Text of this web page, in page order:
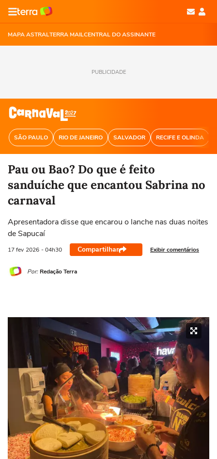
MAPA ASTRALTERRA MAILCENTRAL DO ASSINANTE
PUBLICIDADE
SÃO PAULO RIO DE JANEIRO SALVADOR RECIFE E OLINDA
Pau ou Bao? Do que é feito
sanduíche que encantou Sabrina no
carnaval
Apresentadora disse que encarou o lanche nas duas noites
de Sapucaí
17 fev 2026 - 04h30 Compartilhar Exibir comentários
Por: Redação Terra